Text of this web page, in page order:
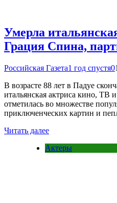
Умерла
Грация Спина,
Российская Газета1 год спустя0
В возрасте 88 лет в Падуе
итальянская актриса кино, ТВ
отметилась во множестве
приключенческих картин и
Читать далее
Актеры